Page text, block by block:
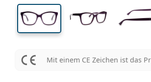
Mit einem CE Zeichen ist das